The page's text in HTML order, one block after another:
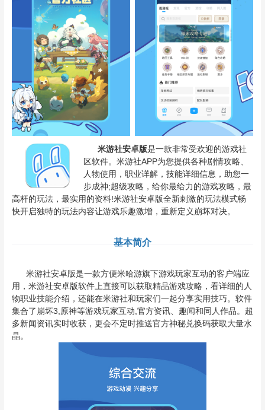
米游社安卓版是一款非常受欢迎的游戏社
区软件。米游社APP为您提供各种剧情攻略、
人物使用，职业详解，技能详细信息，助您一
步成神;超级攻略，给你最给力的游戏攻略，最
高杆的玩法，最实用的资料!米游社安卓版全新刺激的玩法模式畅
快开启独特的玩法内容让游戏乐趣激增，重新定义崩坏对决。
基本简介
米游社安卓版是一款方便米哈游旗下游戏玩家互动的客户端应
用，米游社安卓版软件上直接可以获取精品游戏攻略，看详细的人
物职业技能介绍，还能在米游社和玩家们一起分享实用技巧。软件
集合了崩坏3,原神等游戏玩家互动,官方资讯、趣闻和同人作品。超
多新闻资讯实时收获，更会不定时推送官方神秘兑换码获取大量水
晶。